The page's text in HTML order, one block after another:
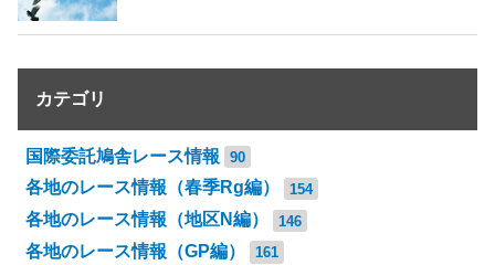
カテゴリ
国際委託鳩舎レース情報 90
各地のレース情報（春季Rg編） 154
各地のレース情報（地区N編） 146
各地のレース情報（GP編） 161